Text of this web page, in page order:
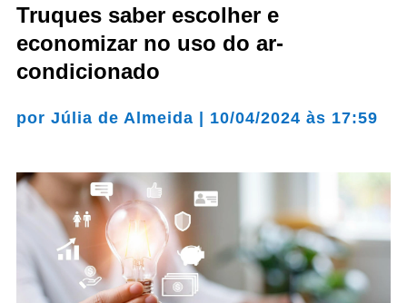
Truques saber escolher e
economizar no uso do ar-
condicionado
por Júlia de Almeida | 10/04/2024 às 17:59